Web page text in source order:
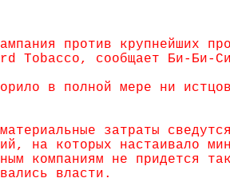
против крупнейших
сообщает Би-Би-
в полной мере ни
затраты
на которых настаивало
компаниям не придется
власти.